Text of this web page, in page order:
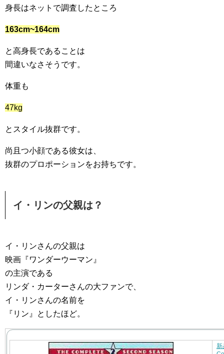
身長はネットで調査したところ
163cm~164cm
と高身長であることは
間違いなさそうです。
体重も
47kg
とスタイル抜群です。
尚且つ小顔である彼女は、
抜群のプロポーションをお持ちです。
イ・リンの父親は？
イ・リンさんの父親は
映画『ワンダーウーマン』
の主演である
リンダ・カーターさんの大ファンで、
イ・リンさんの名前を
『リン』としたほど。
新